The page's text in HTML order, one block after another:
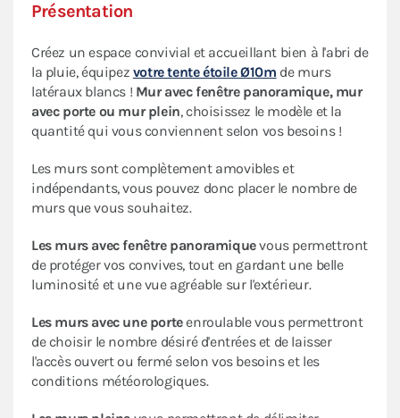
Présentation
Créez un espace convivial et accueillant bien à l'abri de
la pluie, équipez votre tente étoile Ø10m de murs
latéraux blancs ! Mur avec fenêtre panoramique, mur
avec porte ou mur plein, choisissez le modèle et la
quantité qui vous conviennent selon vos besoins !
Les murs sont complètement amovibles et
indépendants, vous pouvez donc placer le nombre de
murs que vous souhaitez.
Les murs avec fenêtre panoramiquevous permettront
de protéger vos convives, tout en gardant une belle
luminosité et une vue agréable sur l'extérieur.
Les murs avec une porteenroulable vous permettront
de choisir le nombre désiré d'entrées et de laisser
l'accès ouvert ou fermé selon vos besoins et les
conditions météorologiques.